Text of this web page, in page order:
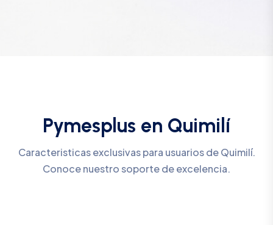
Pymesplus en Quimilí
Caracteristicas exclusivas para usuarios de Quimilí.
Conoce nuestro soporte de excelencia.